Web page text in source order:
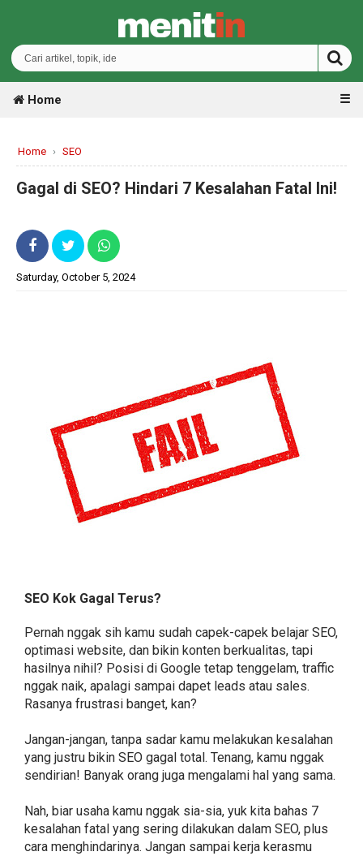
Home ☰
Home › SEO
Gagal di SEO? Hindari 7 Kesalahan Fatal Ini!
Saturday, October 5, 2024
SEO Kok Gagal Terus?
Pernah nggak sih kamu sudah capek-capek belajar SEO,
optimasi website, dan bikin konten berkualitas, tapi
hasilnya nihil? Posisi di Google tetap tenggelam, traffic
nggak naik, apalagi sampai dapet leads atau sales.
Rasanya frustrasi banget, kan?
Jangan-jangan, tanpa sadar kamu melakukan kesalahan
yang justru bikin SEO gagal total. Tenang, kamu nggak
sendirian! Banyak orang juga mengalami hal yang sama.
Nah, biar usaha kamu nggak sia-sia, yuk kita bahas 7
kesalahan fatal yang sering dilakukan dalam SEO, plus
cara menghindarinya. Jangan sampai kerja kerasmu